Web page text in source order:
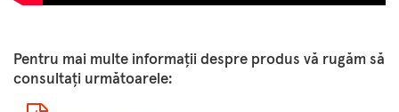
Pentru mai multe informaţii despre produs vă rugăm să
consultaţi următoarele: